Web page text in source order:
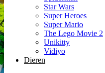
Star Wars
Super Heroes
Super Mario
The Lego Movie 2
Unikitty
Vidiyo
Dieren